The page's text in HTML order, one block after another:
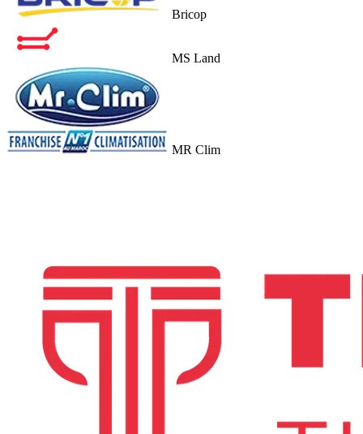
Bricop
MS Land
MR Clim